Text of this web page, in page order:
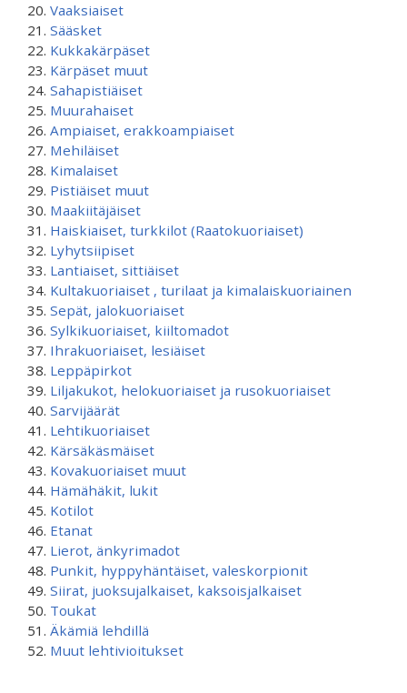
Vaaksiaiset
Sääsket
Kukkakärpäset
Kärpäset muut
Sahapistiäiset
Muurahaiset
Ampiaiset, erakkoampiaiset
Mehiläiset
Kimalaiset
Pistiäiset muut
Maakiitäjäiset
Haiskiaiset, turkkilot (Raatokuoriaiset)
Lyhytsiipiset
Lantiaiset, sittiäiset
Kultakuoriaiset , turilaat ja kimalaiskuoriainen
Sepät, jalokuoriaiset
Sylkikuoriaiset, kiiltomadot
Ihrakuoriaiset, lesiäiset
Leppäpirkot
Liljakukot, helokuoriaiset ja rusokuoriaiset
Sarvijäärät
Lehtikuoriaiset
Kärsäkäsmäiset
Kovakuoriaiset muut
Hämähäkit, lukit
Kotilot
Etanat
Lierot, änkyrimadot
Punkit, hyppyhäntäiset, valeskorpionit
Siirat, juoksujalkaiset, kaksoisjalkaiset
Toukat
Äkämiä lehdillä
Muut lehtivioitukset